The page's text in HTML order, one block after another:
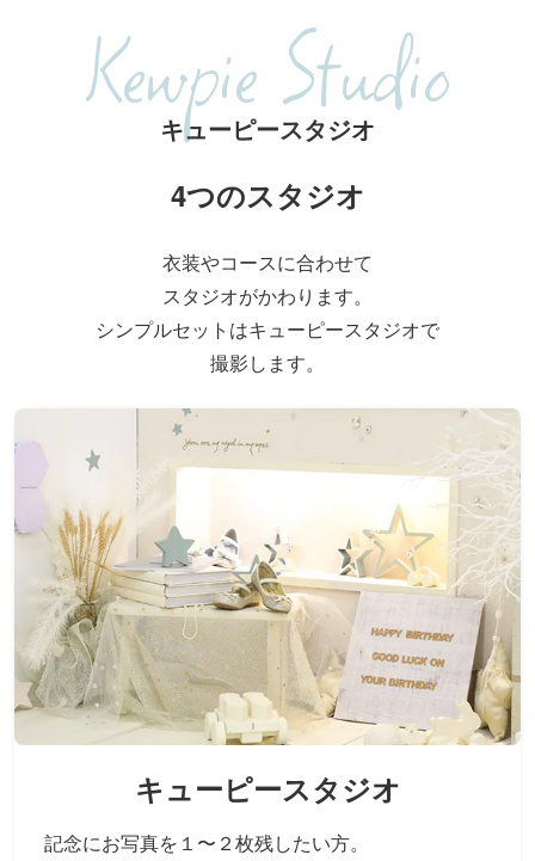
Kewpie Studio
キューピースタジオ
4つのスタジオ
衣装やコースに合わせて
スタジオがかわります。
シンプルセットはキューピースタジオで
撮影します。
キューピースタジオ
記念にお写真を１〜２枚残したい方。